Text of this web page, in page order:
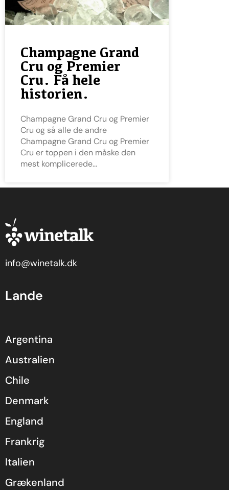
Champagne Grand
Cru og Premier
Cru. Få hele
historien.
Champagne Grand Cru og Premier
Cru og så alle de andre
Champagne Grand Cru og Premier
Cru er toppen i den måske den
mest komplicerede
info@winetalk.dk
Lande
Argentina
Australien
Chile
Denmark
England
Frankrig
Italien
Grækenland